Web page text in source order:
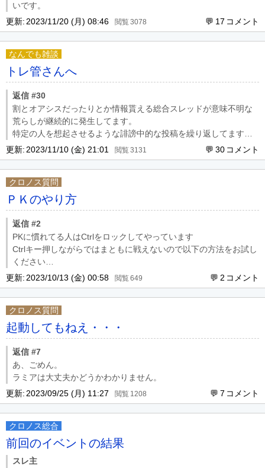
いです。
更新: 2023/11/20 (月) 08:46 3078 17
なんでも雑談
トレ管さんへ
返信 #30
割とオアシスだったりとか情報貰える総合スレッドが意味不明な
荒らしが継続的に発生してます。
特定の人を想起させるような誹謗中的な投稿を繰り返してます。
取り締まり願います。
更新: 2023/11/10 (金) 21:01 3131 30
クロノス質問
ＰＫのやり方
返信 #2
PKに慣れてる人はCtrlをロックしてやっています
Ctrlキー押しながらではまともに戦えないので以下の方法をお試し
ください
１．Ctrlキーを押し続ける
２．そのままShiftを押す
３．両方を離す
４．Ctrlロック状態になる
正しくロックできるかの確認方法
→キー または ←キー でチャットが
更新: 2023/10/13 (金) 00:58 649 2
クロノス質問
起動してもねえ・・・
返信 #7
あ、ごめん。
ラミアは大丈夫かどうかわかりません。
更新: 2023/09/25 (月) 11:27 1208 7
クロノス総合
前回のイベントの結果
スレ主